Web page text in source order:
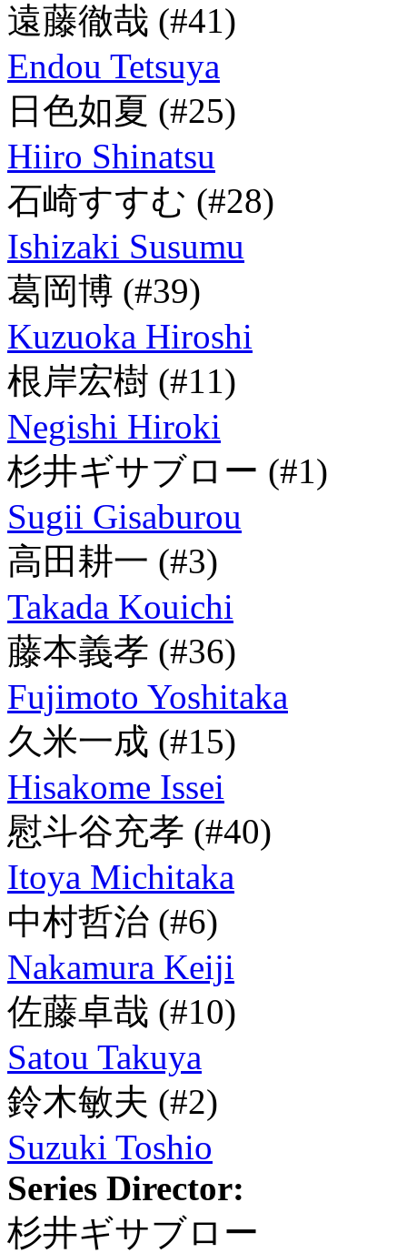
遠藤徹哉 (#41)
Endou Tetsuya
日色如夏 (#25)
Hiiro Shinatsu
石崎すすむ (#28)
Ishizaki Susumu
葛岡博 (#39)
Kuzuoka Hiroshi
根岸宏樹 (#11)
Negishi Hiroki
杉井ギサブロー (#1)
Sugii Gisaburou
高田耕一 (#3)
Takada Kouichi
藤本義孝 (#36)
Fujimoto Yoshitaka
久米一成 (#15)
Hisakome Issei
慰斗谷充孝 (#40)
Itoya Michitaka
中村哲治 (#6)
Nakamura Keiji
佐藤卓哉 (#10)
Satou Takuya
鈴木敏夫 (#2)
Suzuki Toshio
Series Director:
杉井ギサブロー